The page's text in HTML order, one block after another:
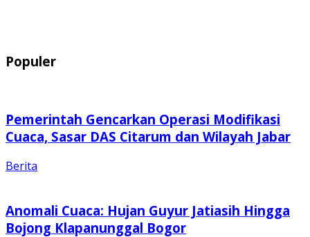
Populer
Pemerintah Gencarkan Operasi Modifikasi
Cuaca, Sasar DAS Citarum dan Wilayah Jabar
Berita
Anomali Cuaca: Hujan Guyur Jatiasih Hingga
Bojong Klapanunggal Bogor